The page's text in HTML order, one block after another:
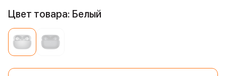
Цвет товара: Белый